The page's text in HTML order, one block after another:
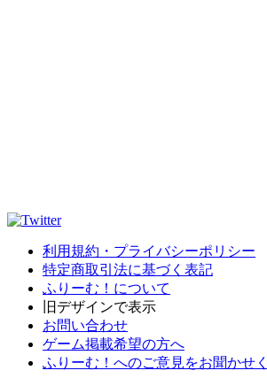
利用規約・プライバシーポリシー
特定商取引法に基づく表記
ふりーむ！について
旧デザインで表示
お問い合わせ
ゲーム掲載希望の方へ
ふりーむ！へのご意見をお聞かせ